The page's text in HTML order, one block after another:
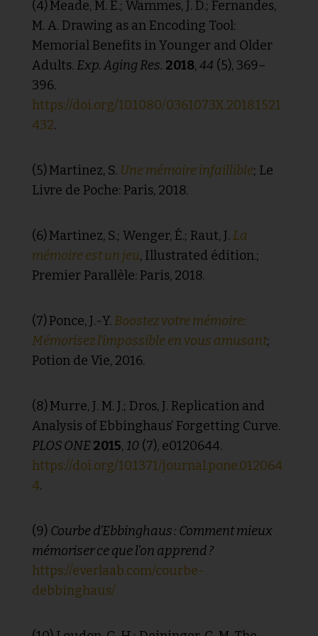
(4)Meade, M. E.; Wammes, J. D.; Fernandes,
M. A. Drawing as an Encoding Tool:
Memorial Benefits in Younger and Older
Adults. Exp. Aging Res. 2018, 44(5), 369–
396.
https://doi.org/10.1080/0361073X.2018.1521
432.
(5)Martinez, S. Une mémoire infaillible; Le
Livre de Poche: Paris, 2018.
(6)Martinez, S.; Wenger, É.; Raut, J. La
mémoire est un jeu, Illustrated édition.;
Premier Parallèle: Paris, 2018.
(7)Ponce, J.-Y. Boostez votre mémoire:
Mémorisez l’impossible en vous amusant;
Potion de Vie, 2016.
(8)Murre, J. M. J.; Dros, J. Replication and
Analysis of Ebbinghaus’ Forgetting Curve.
PLOS ONE2015, 10(7), e0120644.
https://doi.org/10.1371/journal.pone.012064
4.
(9) Courbe d’Ebbinghaus : Comment mieux
mémoriser ce que l’on apprend ?
https://everlaab.com/courbe-
debbinghaus/